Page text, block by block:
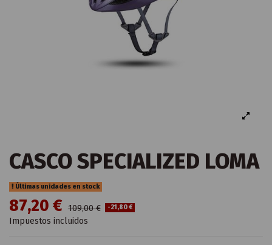
CASCO SPECIALIZED LOMA
Últimas unidades en stock
87,20 € 109,00 € -21,80 €
Impuestos incluidos